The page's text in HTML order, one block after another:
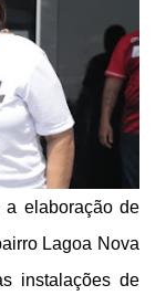
a elaboração de
Lagoa Nova
instalações de